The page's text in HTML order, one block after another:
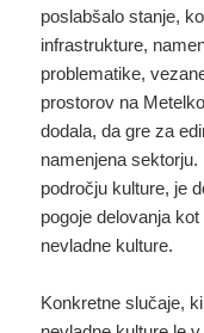
poslabšalo stanje,
infrastrukture,
problematike,
prostorov na
dodala, da gre za
namenjena
področju kulture, je
pogoje delovanja
nevladne kulture.
Konkretne slučaje,